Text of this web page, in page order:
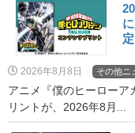
2026年8月8日 その他ニ
アニメ『僕のヒーローア
リントが、2026年8月...